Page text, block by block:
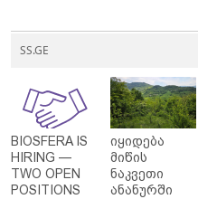
SS.GE
BIOSFERA IS
HIRING —
TWO OPEN
POSITIONS
იყიდება
მიწის
ნაკვეთი
ანანურში